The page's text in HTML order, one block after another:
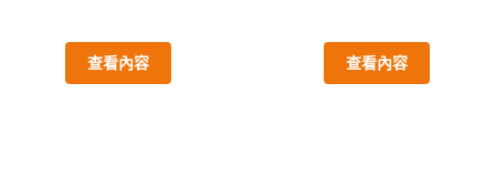
查看內容 查看內容